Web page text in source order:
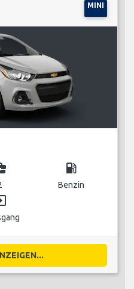
MINI
local_gas_station
Benzin